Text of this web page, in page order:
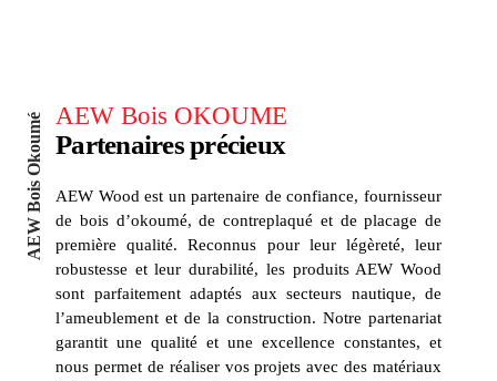
AEW Bois OKOUME
Partenaires précieux
AEW Bois Okoumé
AEW Wood est un partenaire de confiance, fournisseur
de bois d’okoumé, de contreplaqué et de placage de
première qualité. Reconnus pour leur légèreté, leur
robustesse et leur durabilité, les produits AEW Wood
sont parfaitement adaptés aux secteurs nautique, de
l’ameublement et de la construction. Notre partenariat
garantit une qualité et une excellence constantes, et
nous permet de réaliser vos projets avec des matériaux